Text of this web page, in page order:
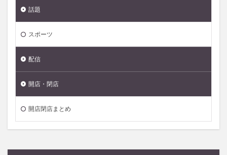
話題
スポーツ
配信
開店・閉店
開店閉店まとめ